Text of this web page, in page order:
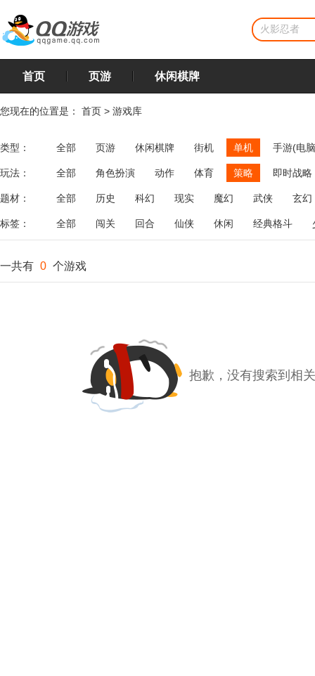
首页 页游 休闲棋牌
您现在的位置是： 首页 > 游戏库
类型： 全部 页游 休闲棋牌 街机 单机 手游(电
玩法： 全部 角色扮演 动作 体育 策略
即时战略
飞行
恋爱 第三人称射击 棋类 牌类 麻将
题材： 全部 历史 科幻 现实 魔幻 武侠 玄幻
标签： 全部 闯关 回合 仙侠 休闲 经典格斗
一共有 0 个游戏
抱歉，没有搜索到相